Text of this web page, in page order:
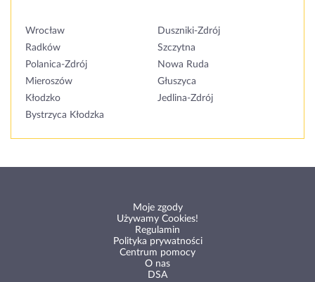
Wrocław
Duszniki-Zdrój
Radków
Szczytna
Polanica-Zdrój
Nowa Ruda
Mieroszów
Głuszyca
Kłodzko
Jedlina-Zdrój
Bystrzyca Kłodzka
Moje zgody
Używamy Cookies!
Regulamin
Polityka prywatności
Centrum pomocy
O nas
DSA